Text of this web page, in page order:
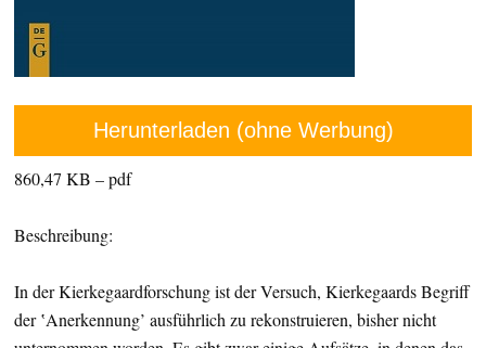
Herunterladen (ohne Werbung)
860,47 KB – pdf
Beschreibung:
In der Kierkegaardforschung ist der Versuch, Kierkegaards Begriff
der ‛Anerkennung’ ausführlich zu rekonstruieren, bisher nicht